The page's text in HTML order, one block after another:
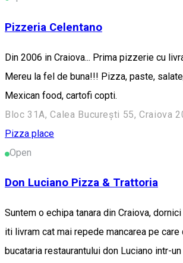
Pizzeria Celentano
Din 2006 in Craiova... Prima pizzerie cu
Mereu la fel de buna!!! Pizza, paste,
Mexican food, cartofi copti.
Bloc 31A, Calea București 55, Craiova
Pizza place
Open
Don Luciano Pizza & Trattoria
Suntem o echipa tanara din Craiova,
iti livram cat mai repede mancarea pe care
bucataria restaurantului don Luciano intr-